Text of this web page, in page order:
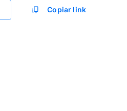
Copiar link